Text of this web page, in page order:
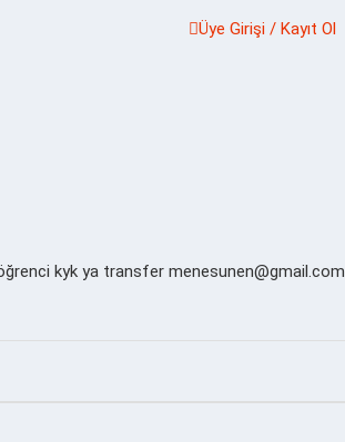
Üye Girişi / Kayıt Ol
kyk ya transfer menesunen@gmail.com